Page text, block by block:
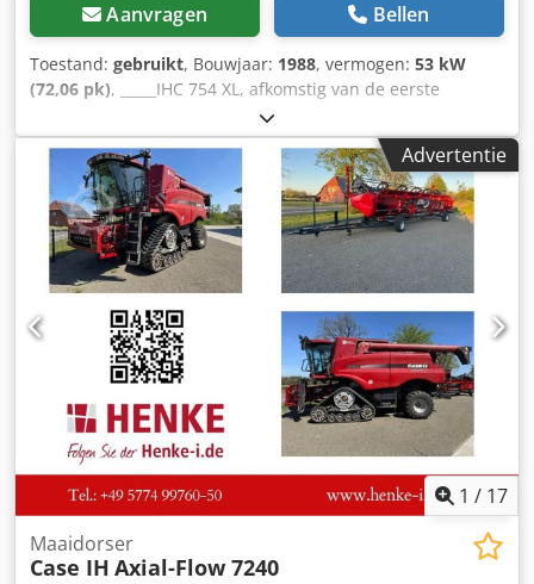
Aanvragen Bellen
Toestand: gebruikt, Bouwjaar: 1988, vermogen: 53 kW
(72,06 pk), _____IHC 754 XL, afkomstig van de eerste
eigenaar, in uitstekende staat. Csdszdmutjpfx Alcjha
Bedrijfstijden: ca. 8.600 uur. Bouwjaar: 1988. Voorste
hefinrichting. Voorste aftakas. 30 km/u versnellingsbak.
Prijs: € 24.500,00 (exclusief BTW). Locatie: null
Advertentie
1 / 17
Maaidorser
Case IH Axial-Flow 7240